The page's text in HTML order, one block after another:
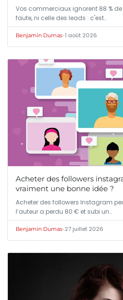
Vos commerciaux ignorent 88 %
faute, ni celle des leads : c'est…
Benjamin Dumas•1 août 2026
Acheter des followers
vraiment une bonne idée ?
Acheter des followers Instagram
l’auteur a perdu 80 € et subi un…
Benjamin Dumas•27 juillet 2026